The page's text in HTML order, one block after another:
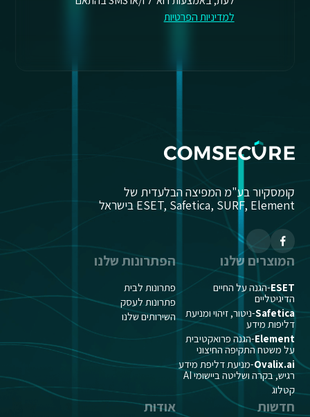
למדיניות הפרטיות
קומסקיור בע"מ המפיצה הבלעדית של
ESET, Safetica, SURF, Element בישראל
המוצרים שלנו
ESET-הגנה על החיים
הדיגיטליים
Safetica-ניטור, זיהוי ומניעת
דליפות מידע
Element-הגנה פרואקטיבית
על משטח התקיפה החיצוני
Ovalix.ai-מניעת דליפת מידע
רגיש, בקרה ושליטה ביישומי AI
קטלוג
הפתרונות שלנו
פתרונות לבית
פתרונות לעסק
השירותים שלנו
חדשות אודות